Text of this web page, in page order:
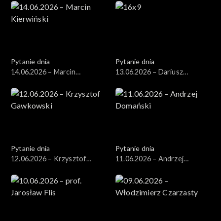
Pytanie dnia
14.06.2026 – Marcin
Pytanie dnia
13.06.2026 – Dariusz
Pytanie dnia
12.06.2026 – Krzysztof
Pytanie dnia
11.06.2026 – Andrzej